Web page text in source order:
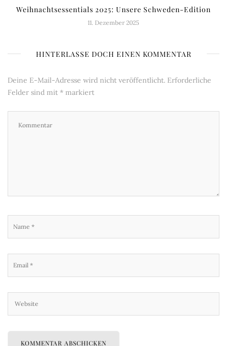
Weihnachtsessentials 2025: Unsere Schweden-Edition
11. Dezember 2025
HINTERLASSE DOCH EINEN KOMMENTAR
Deine E-Mail-Adresse wird nicht veröffentlicht. Erforderliche
Felder sind mit * markiert